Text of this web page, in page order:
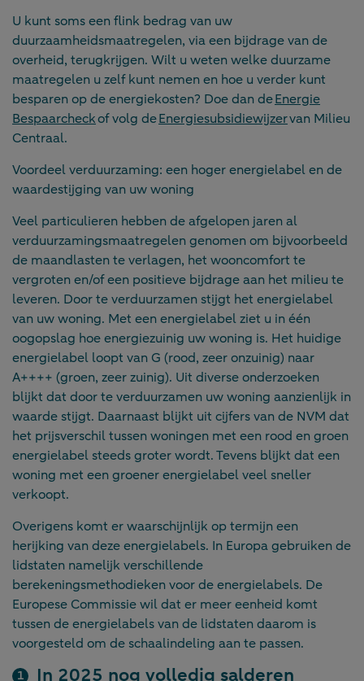
U kunt soms een flink bedrag van uw
duurzaamheidsmaatregelen, via een bijdrage van de
overheid, terugkrijgen. Wilt u weten welke duurzame
maatregelen u zelf kunt nemen en hoe u verder kunt
besparen op de energiekosten? Doe dan deEnergie
Bespaarcheckof volg deEnergiesubsidiewijzervan Milieu
Centraal.
Voordeel verduurzaming: een hoger energielabel en de
waardestijging van uw woning
Veel particulieren hebben de afgelopen jaren al
verduurzamingsmaatregelen genomen om bijvoorbeeld
de maandlasten te verlagen, het wooncomfort te
vergroten en/of een positieve bijdrage aan het milieu te
leveren. Door te verduurzamen stijgt het energielabel
van uw woning. Met een energielabel ziet u in één
oogopslag hoe energiezuinig uw woning is. Het huidige
energielabel loopt van G (rood, zeer onzuinig) naar
A++++ (groen, zeer zuinig). Uit diverse onderzoeken
blijkt dat door te verduurzamen uw woning aanzienlijk in
waarde stijgt. Daarnaast blijkt uit cijfers van de NVM dat
het prijsverschil tussen woningen met een rood en groen
energielabel steeds groter wordt. Tevens blijkt dat een
woning met een groener energielabel veel sneller
verkoopt.
Overigens komt er waarschijnlijk op termijn een
herijking van deze energielabels. In Europa gebruiken de
lidstaten namelijk verschillende
berekeningsmethodieken voor de energielabels. De
Europese Commissie wil dat er meer eenheid komt
tussen de energielabels van de lidstaten daarom is
voorgesteld om de schaalindeling aan te passen.
In 2025 nog volledig salderen